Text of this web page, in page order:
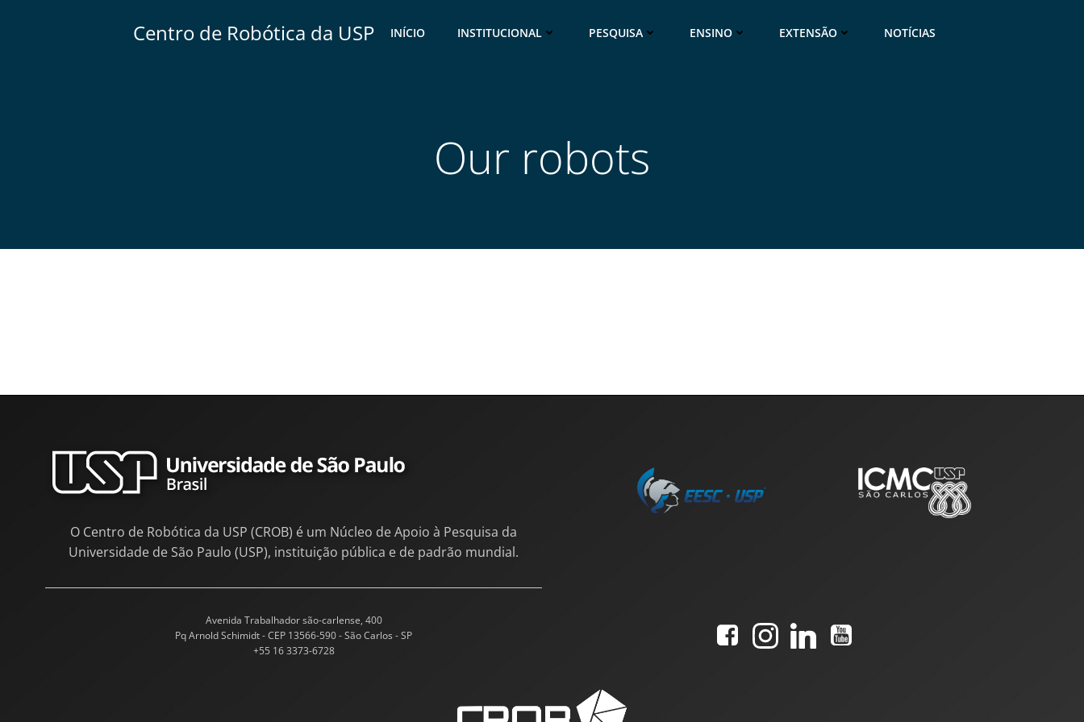
Centro de Robótica da USP INÍCIO INSTITUCIONAL PESQUISA ENSINO EXTENSÃO NOTÍCIAS
Our robots
O Centro de Robótica da USP (CROB) é um Núcleo de Apoio à Pesquisa da
Universidade de São Paulo (USP), instituição pública e de padrão mundial.
Avenida Trabalhador são-carlense, 400
Pq Arnold Schimidt - CEP 13566-590 - São Carlos - SP
+55 16 3373-6728